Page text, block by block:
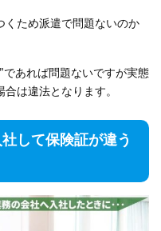
くため派遣で問題ないのか
あれば問題ないですが実態
は違法となります。
して保険証が違う